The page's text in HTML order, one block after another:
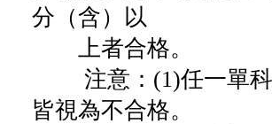
分（含）以
上者合格。
注意： (1)任一單
皆視為不合格。